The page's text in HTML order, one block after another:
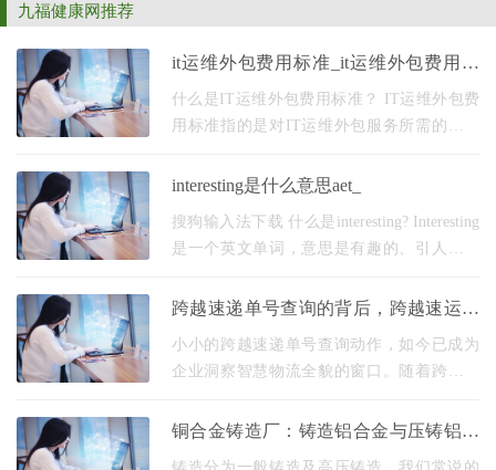
九福健康网推荐
it运维外包费用标准_it运维外包费用标
准最新
什么是IT运维外包费用标准？ IT运维外包费
用标准指的是对IT运维外包服务所需的费用
基本费用、附加费用以及其他可能产生的费
interesting是什么意思aet_
搜狗输入法下载 什么是interesting? Interesting
是一个英文单词，意思是有趣的、引人入胜
或者愉悦的特点。那么，具体来说，这个词
跨越速递单号查询的背后，跨越速运以
科技重塑物流透明度
小小的跨越速递单号查询动作，如今已成为
企业洞察智慧物流全貌的窗口。随着跨越速
耕，传统的单号查询功能正被赋予全新的内
铜合金铸造厂：铸造铝合金与压铸铝合
金的不同__